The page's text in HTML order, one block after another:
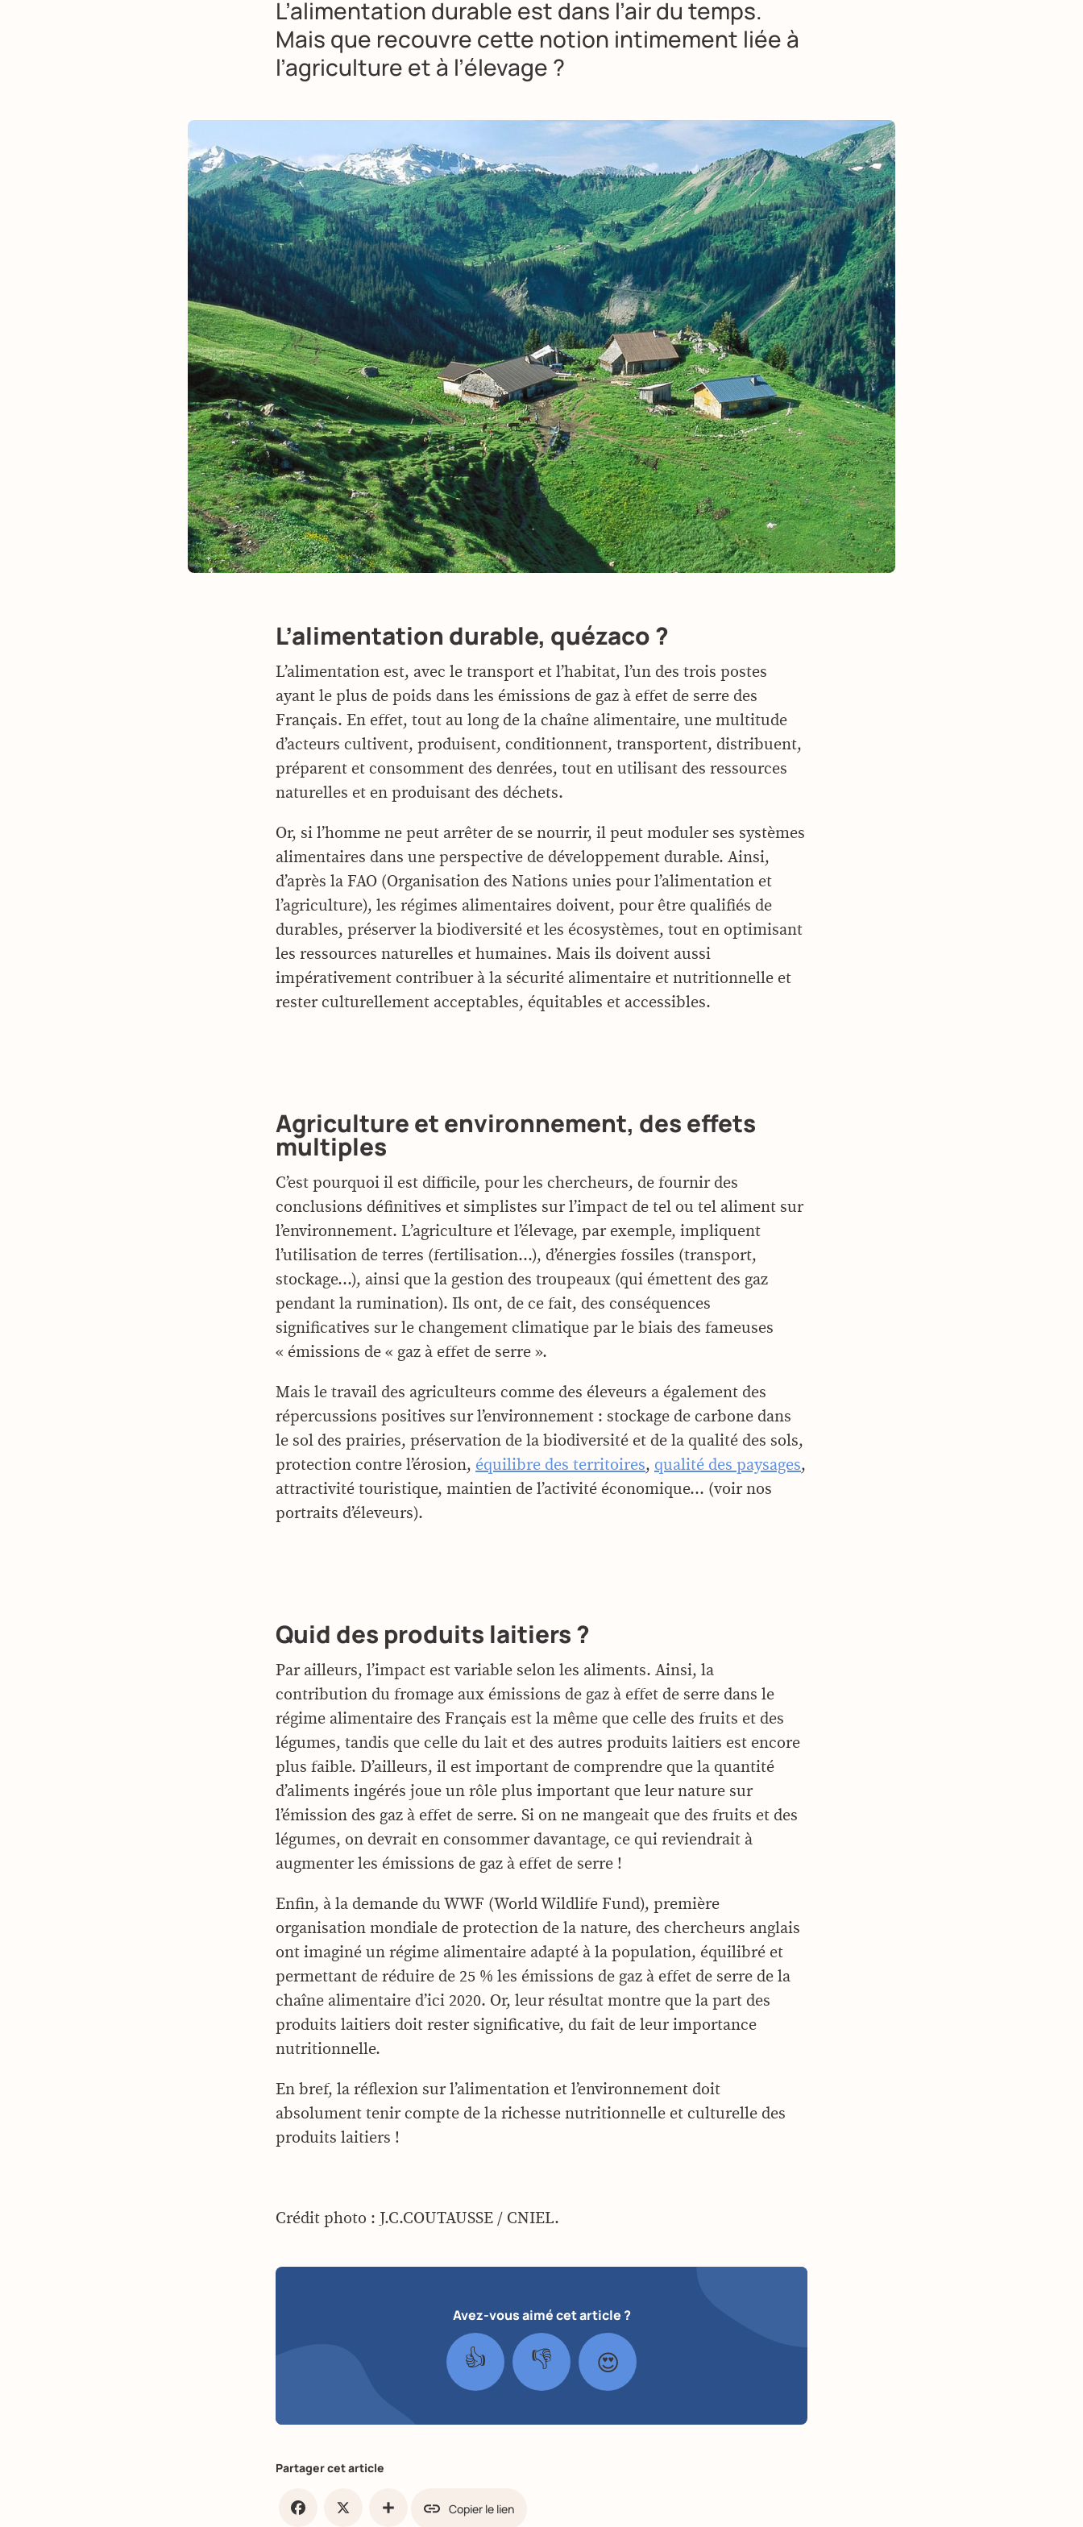
L’alimentation durable est dans l’air du temps.
Mais que recouvre cette notion intimement liée à
l’agriculture et à l’élevage ?
L’alimentation durable, quézaco ?
L’alimentation est, avec le transport et l’habitat, l’un des trois postes
ayant le plus de poids dans les émissions de gaz à effet de serre des
Français. En effet, tout au long de la chaîne alimentaire, une multitude
d’acteurs cultivent, produisent, conditionnent, transportent, distribuent,
préparent et consomment des denrées, tout en utilisant des ressources
naturelles et en produisant des déchets.
Or, si l’homme ne peut arrêter de se nourrir, il peut moduler ses systèmes
alimentaires dans une perspective de développement durable. Ainsi,
d’après la FAO (Organisation des Nations unies pour l’alimentation et
l’agriculture), les régimes alimentaires doivent, pour être qualifiés de
durables, préserver la biodiversité et les écosystèmes, tout en optimisant
les ressources naturelles et humaines. Mais ils doivent aussi
impérativement contribuer à la sécurité alimentaire et nutritionnelle et
rester culturellement acceptables, équitables et accessibles.
Agriculture et environnement, des effets
multiples
C’est pourquoi il est difficile, pour les chercheurs, de fournir des
conclusions définitives et simplistes sur l’impact de tel ou tel aliment sur
l’environnement. L’agriculture et l’élevage, par exemple, impliquent
l’utilisation de terres (fertilisation…), d’énergies fossiles (transport,
stockage…), ainsi que la gestion des troupeaux (qui émettent des gaz
pendant la rumination). Ils ont, de ce fait, des conséquences
significatives sur le changement climatique par le biais des fameuses
« émissions de « gaz à effet de serre ».
Mais le travail des agriculteurs comme des éleveurs a également des
répercussions positives sur l’environnement : stockage de carbone dans
le sol des prairies, préservation de la biodiversité et de la qualité des sols,
protection contre l’érosion, équilibre des territoires, qualité des paysages,
attractivité touristique, maintien de l’activité économique… (voir nos
portraits d’éleveurs).
Quid des produits laitiers ?
Par ailleurs, l’impact est variable selon les aliments. Ainsi, la
contribution du fromage aux émissions de gaz à effet de serre dans le
régime alimentaire des Français est la même que celle des fruits et des
légumes, tandis que celle du lait et des autres produits laitiers est encore
plus faible. D’ailleurs, il est important de comprendre que la quantité
d’aliments ingérés joue un rôle plus important que leur nature sur
l’émission des gaz à effet de serre. Si on ne mangeait que des fruits et des
légumes, on devrait en consommer davantage, ce qui reviendrait à
augmenter les émissions de gaz à effet de serre !
Enfin, à la demande du WWF (World Wildlife Fund), première
organisation mondiale de protection de la nature, des chercheurs anglais
ont imaginé un régime alimentaire adapté à la population, équilibré et
permettant de réduire de 25 % les émissions de gaz à effet de serre de la
chaîne alimentaire d’ici 2020. Or, leur résultat montre que la part des
produits laitiers doit rester significative, du fait de leur importance
nutritionnelle.
En bref, la réflexion sur l’alimentation et l’environnement doit
absolument tenir compte de la richesse nutritionnelle et culturelle des
produits laitiers !
Crédit photo : J.C.COUTAUSSE / CNIEL.
Avez-vous aimé cet article ?
👍 👎 😍
Partager cet article
Copier le lien